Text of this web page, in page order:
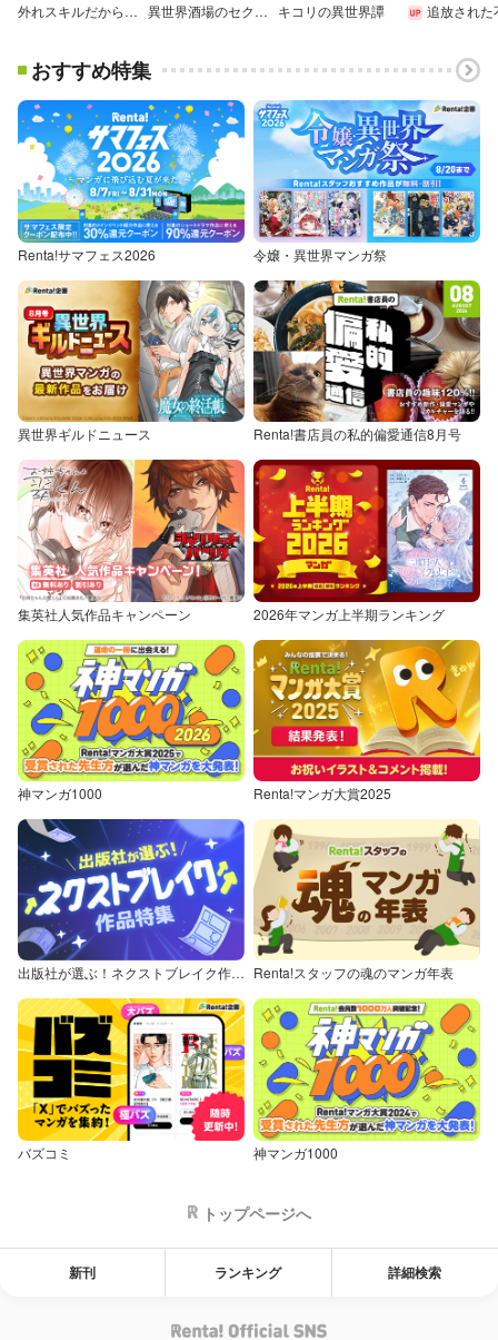
外れスキルだからと追放された《∞チートアビリティ》が強すぎて草も生えない件 ～偶然助けた第三王女にどちゃくそ溺愛されるし、前よりも断然楽しい生活送ってます～ コミック版 異世界酒場のセクステット【分冊版】 キコリの異世界譚 追放された不遇職『テイマー』ですが、2つ目の職業が万能職『配合術師』だったので俺だけの最強
おすすめ特集
Renta!サマフェス2026 令嬢・異世界マンガ祭
異世界ギルドニュース Renta!書店員の私的偏愛通信8月号
集英社人気作品キャンペーン 2026年マンガ上半期ランキング
神マンガ1000 Renta!マンガ大賞2025
出版社が選ぶ！ネクストブレイク作品特集 Renta!スタッフの魂のマンガ年表
バズコミ 神マンガ1000
トップページへ
新刊 ランキング 詳細検索